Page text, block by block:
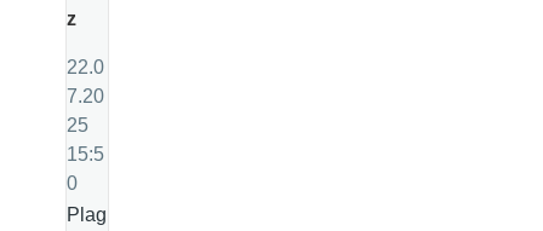
z
22.0
7.20
25
15:5
0
Plag